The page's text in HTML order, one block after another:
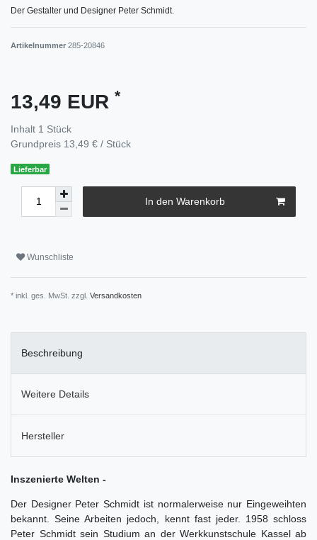
Der Gestalter und Designer Peter Schmidt.
Artikelnummer 285-20846
13,49 EUR *
Inhalt 1 Stück
Grundpreis 13,49 € / Stück
Lieferbar
In den Warenkorb
Wunschliste
* inkl. ges. MwSt. zzgl. Versandkosten
Beschreibung
Weitere Details
Hersteller
Inszenierte Welten -
Der Designer Peter Schmidt ist normalerweise nur Eingeweihten
bekannt. Seine Arbeiten jedoch, kennt fast jeder. 1958 schloss
Peter Schmidt sein Studium an der Werkkunstschule Kassel ab